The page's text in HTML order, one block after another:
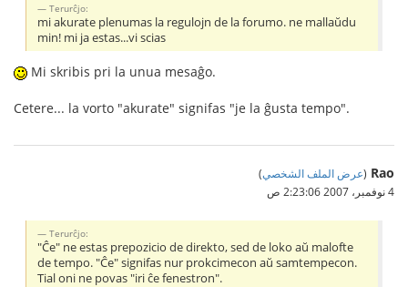
Terurĉjo:
mi akurate plenumas la regulojn de la forumo. ne mallaŭdu
min! mi ja estas...vi scias
Mi skribis pri la unua mesaĝo.
Cetere... la vorto "akurate" signifas "je la ĝusta tempo".
Rao
(عرض الملف الشخصي)
4 نوفمبر، 2007 2:23:06 ص
Terurĉjo:
"Ĉe" ne estas prepozicio de direkto, sed de loko aŭ malofte
de tempo. "Ĉe" signifas nur prokcimecon aŭ samtempecon.
Tial oni ne povas "iri ĉe fenestron".